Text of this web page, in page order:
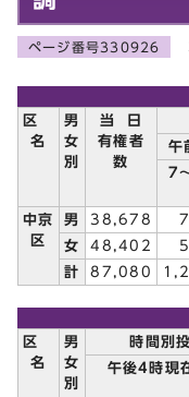
ページ番号330926
区
名
男
女
別
当 日
有権者
数
午
7
中京
区
男 38,678
女
48,402
計
87,080
区
名
男
女
別
時間別
午後4時現